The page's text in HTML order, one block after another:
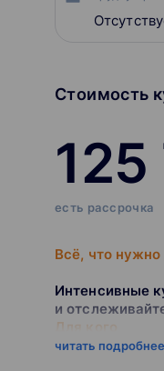
Стоимость
есть рассрочка
Всё, что
Интенсивные
и
Для кого
ученики 11-го
читать подробнее